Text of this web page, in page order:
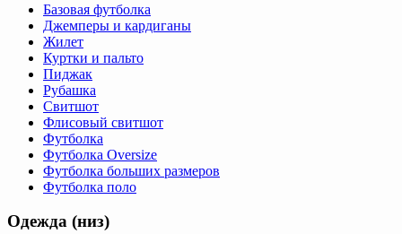
Базовая футболка
Джемперы и кардиганы
Жилет
Куртки и пальто
Пиджак
Рубашка
Свитшот
Флисовый свитшот
Футболка
Футболка Oversize
Футболка больших размеров
Футболка поло
Одежда (низ)